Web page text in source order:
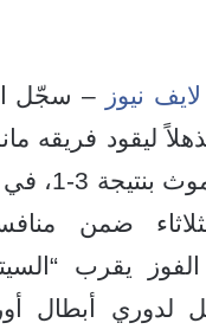
نيوز
– سجّل
ليقود فريقه
للفوز على
ضمن
الفوز يقرب
لدوري أبطال